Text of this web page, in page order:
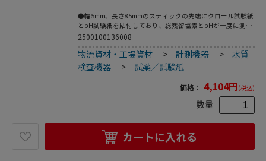
●幅5mm、長さ85mmのスティックの先端にクロール試験紙
とpH試験紙を貼付しており、総残留塩素とpHが一度に測定
可能です。●試薬に含浸した試験紙と、水溶液中の残留塩素
紙です。●試験紙を浸した後ただちに、変色表と比較するだ
けで、ごく簡単に、誰でも容易に測定できます。●?も同時
に測定可能です。●携帯に便利で、どんな場所でも判定を行
うことができます。●試薬の調整を必要としないため、容器
から取り出してすぐに使用できます。また、使用済みの試験
紙は焼却が可能です。●濃度測定値（変色表）：総残留塩素
／0・10・20・40・60・100ppm、pH：4・5・6・6.5・7・
2500100136008
物流資材・工場資材 >計測機器 >水質
検査機器
> 試薬／試験紙
価格： 4,104円(税込)
数量
カートに入れる